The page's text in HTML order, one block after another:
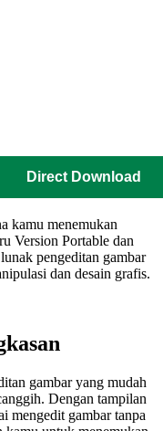
Direct Download
kamu menemukan
Version Portable dan
pengeditan gambar
dan desain grafis.
gambar yang mudah
Dengan tampilan
mengedit gambar tanpa